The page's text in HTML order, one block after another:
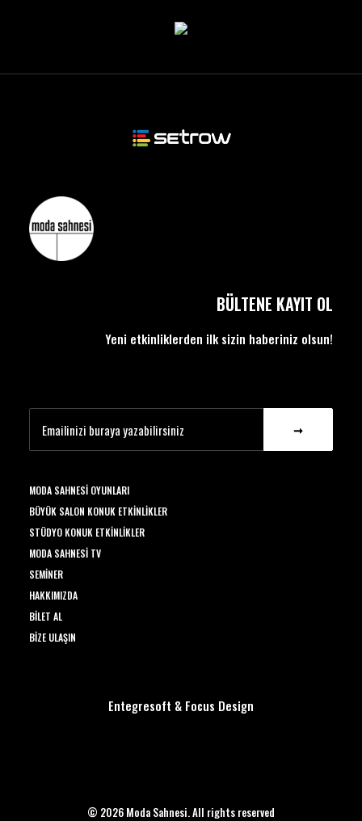
BÜLTENE KAYIT OL
Yeni etkinliklerden ilk sizin haberiniz olsun!
MODA SAHNESI OYUNLARI
BÜYÜK SALON KONUK ETKINLIKLER
STÜDYO KONUK ETKINLIKLER
MODA SAHNESI TV
SEMINER
HAKKIMIZDA
BILET AL
BIZE ULAŞIN
Entegresoft & Focus Design
© 2026 Moda Sahnesi. All rights reserved